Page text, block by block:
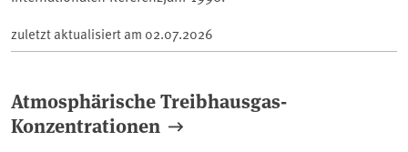
zuletzt aktualisiert am 02.07.2026
Atmosphärische Treibhausgas-
Konzentrationen